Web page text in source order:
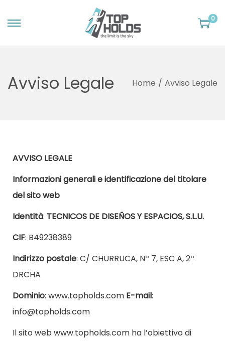
0
Avviso Legale Home / Avviso Legale
AVVISO LEGALE
Informazioni generali e identificazione del titolare
del sito web
Identità: TECNICOS DE DISEÑOS Y ESPACIOS, S.L.U.
CIF: B49238389
Indirizzo postale: C/ CHURRUCA, Nº 7, ESC A, 2º
DRCHA
Dominio: www.topholds.com E-mail:
info@topholds.com
Il sito web www.topholds.com ha l’obiettivo di